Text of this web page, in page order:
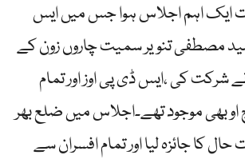
ایک اہم اجلاس ہوا جس میں ایس
مصطفی تنویر سمیت چاروں زون کے
شرکت کی ،ایس ڈی پی اوز اور تمام
او بھی موجود تھے۔اجلاس میں ضلع بھر
کا جائزہ لیا اور تمام افسران سے